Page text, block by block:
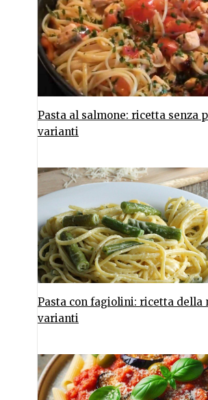
Pasta al salmone: ricetta senza
varianti
Pasta con fagiolini: ricetta della
varianti